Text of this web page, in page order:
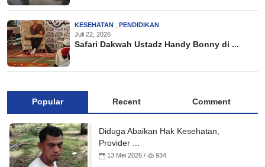
KESEHATAN
PENDIDIKAN
Juli 22, 2026
Safari Dakwah Ustadz Handy Bonny di ...
Popular Recent Comment
Diduga Abaikan Hak Kesehatan,
Provider ...
13 Mei 2026 / 934